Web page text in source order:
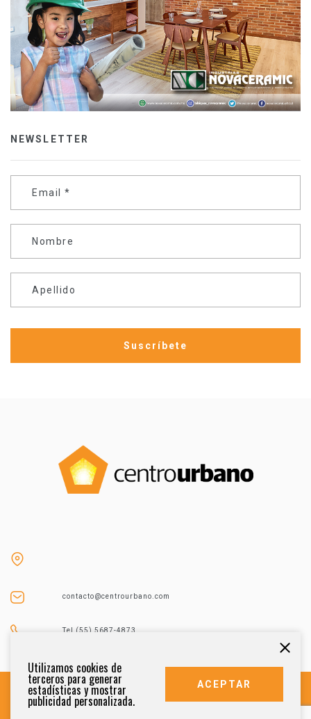
NEWSLETTER
Email *
Nombre
Apellido
contacto@centrourbano.com
Tel (55) 5687-4873
Utilizamos cookies de
terceros para generar
estadísticas y mostrar
publicidad personalizada.
ACEPTAR